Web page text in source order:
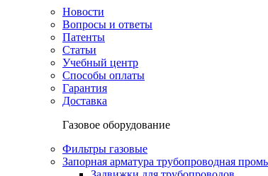
Новости
Вопросы и ответы
Патенты
Статьи
Учебный центр
Способы оплаты
Гарантия
Доставка
Газовое оборудование
Фильтры газовые
Запорная арматура трубопроводная